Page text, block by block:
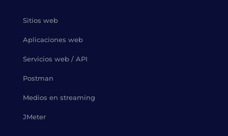
Sitios web
Aplicaciones web
Servicios web / API
Postman
Medios en streaming
JMeter